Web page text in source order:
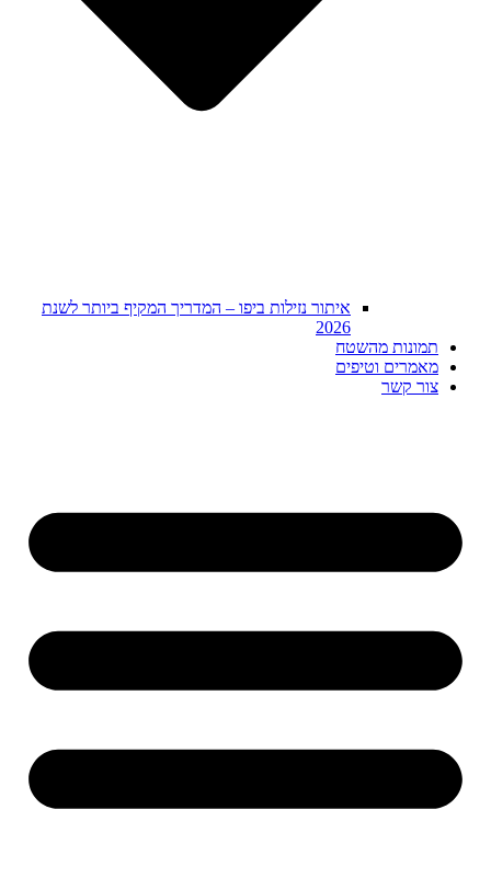
איתור נזילות ביפו – המדריך המקיף ביותר לשנת
2026
תמונות מהשטח
מאמרים וטיפים
צור קשר